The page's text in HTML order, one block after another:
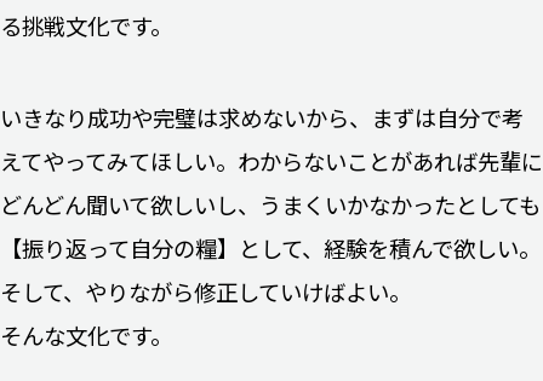
る挑戦文化です。
いきなり成功や完璧は求めないから、まずは自分で考
えてやってみてほしい。わからないことがあれば先輩に
どんどん聞いて欲しいし、うまくいかなかったとしても
【振り返って自分の糧】として、経験を積んで欲しい。
そして、やりながら修正していけばよい。
そんな文化です。